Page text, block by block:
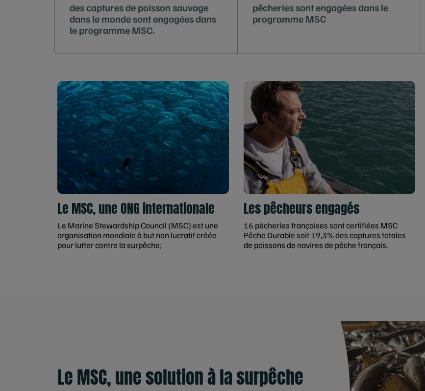
des captures de poisson sauvage
dans le monde sont engagées dans
le programme MSC.
pêcheries sont engagées dans le
programme MSC
Le MSC, une ONG internationale
Le Marine Stewardship Council (MSC) est une
organisation mondiale à but non lucratif créée
pour lutter contre la surpêche;
Les pêcheurs engagés
16 pêcheries françaises sont certifiées MSC
Pêche Durable soit 19,3% des captures totales
de poissons de navires de pêche français.
Le MSC, une solution à la surpêche